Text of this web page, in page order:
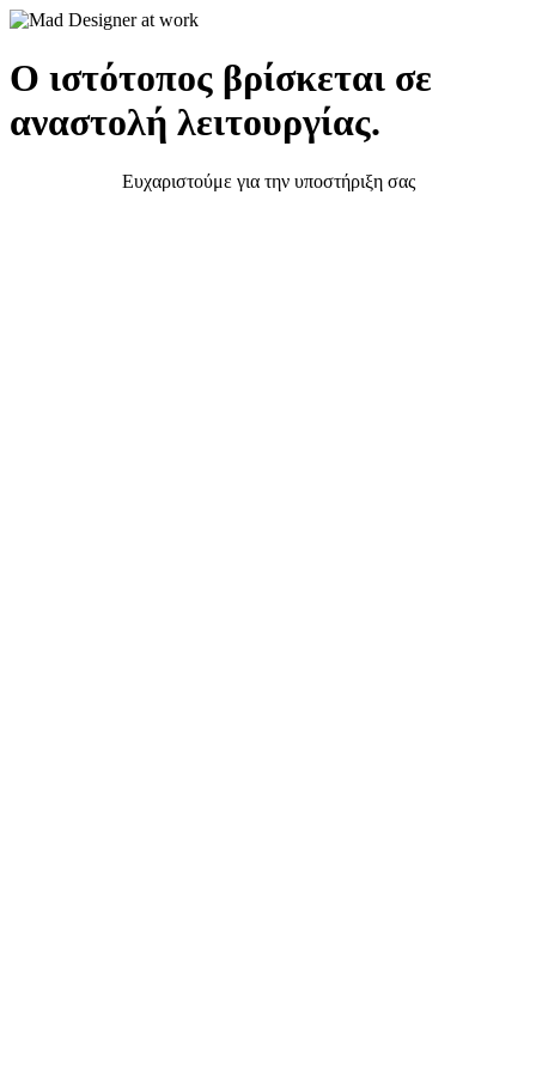
Ο ιστότοπος βρίσκεται σε
αναστολή λειτουργίας.
Ευχαριστούμε για την υποστήριξη σας